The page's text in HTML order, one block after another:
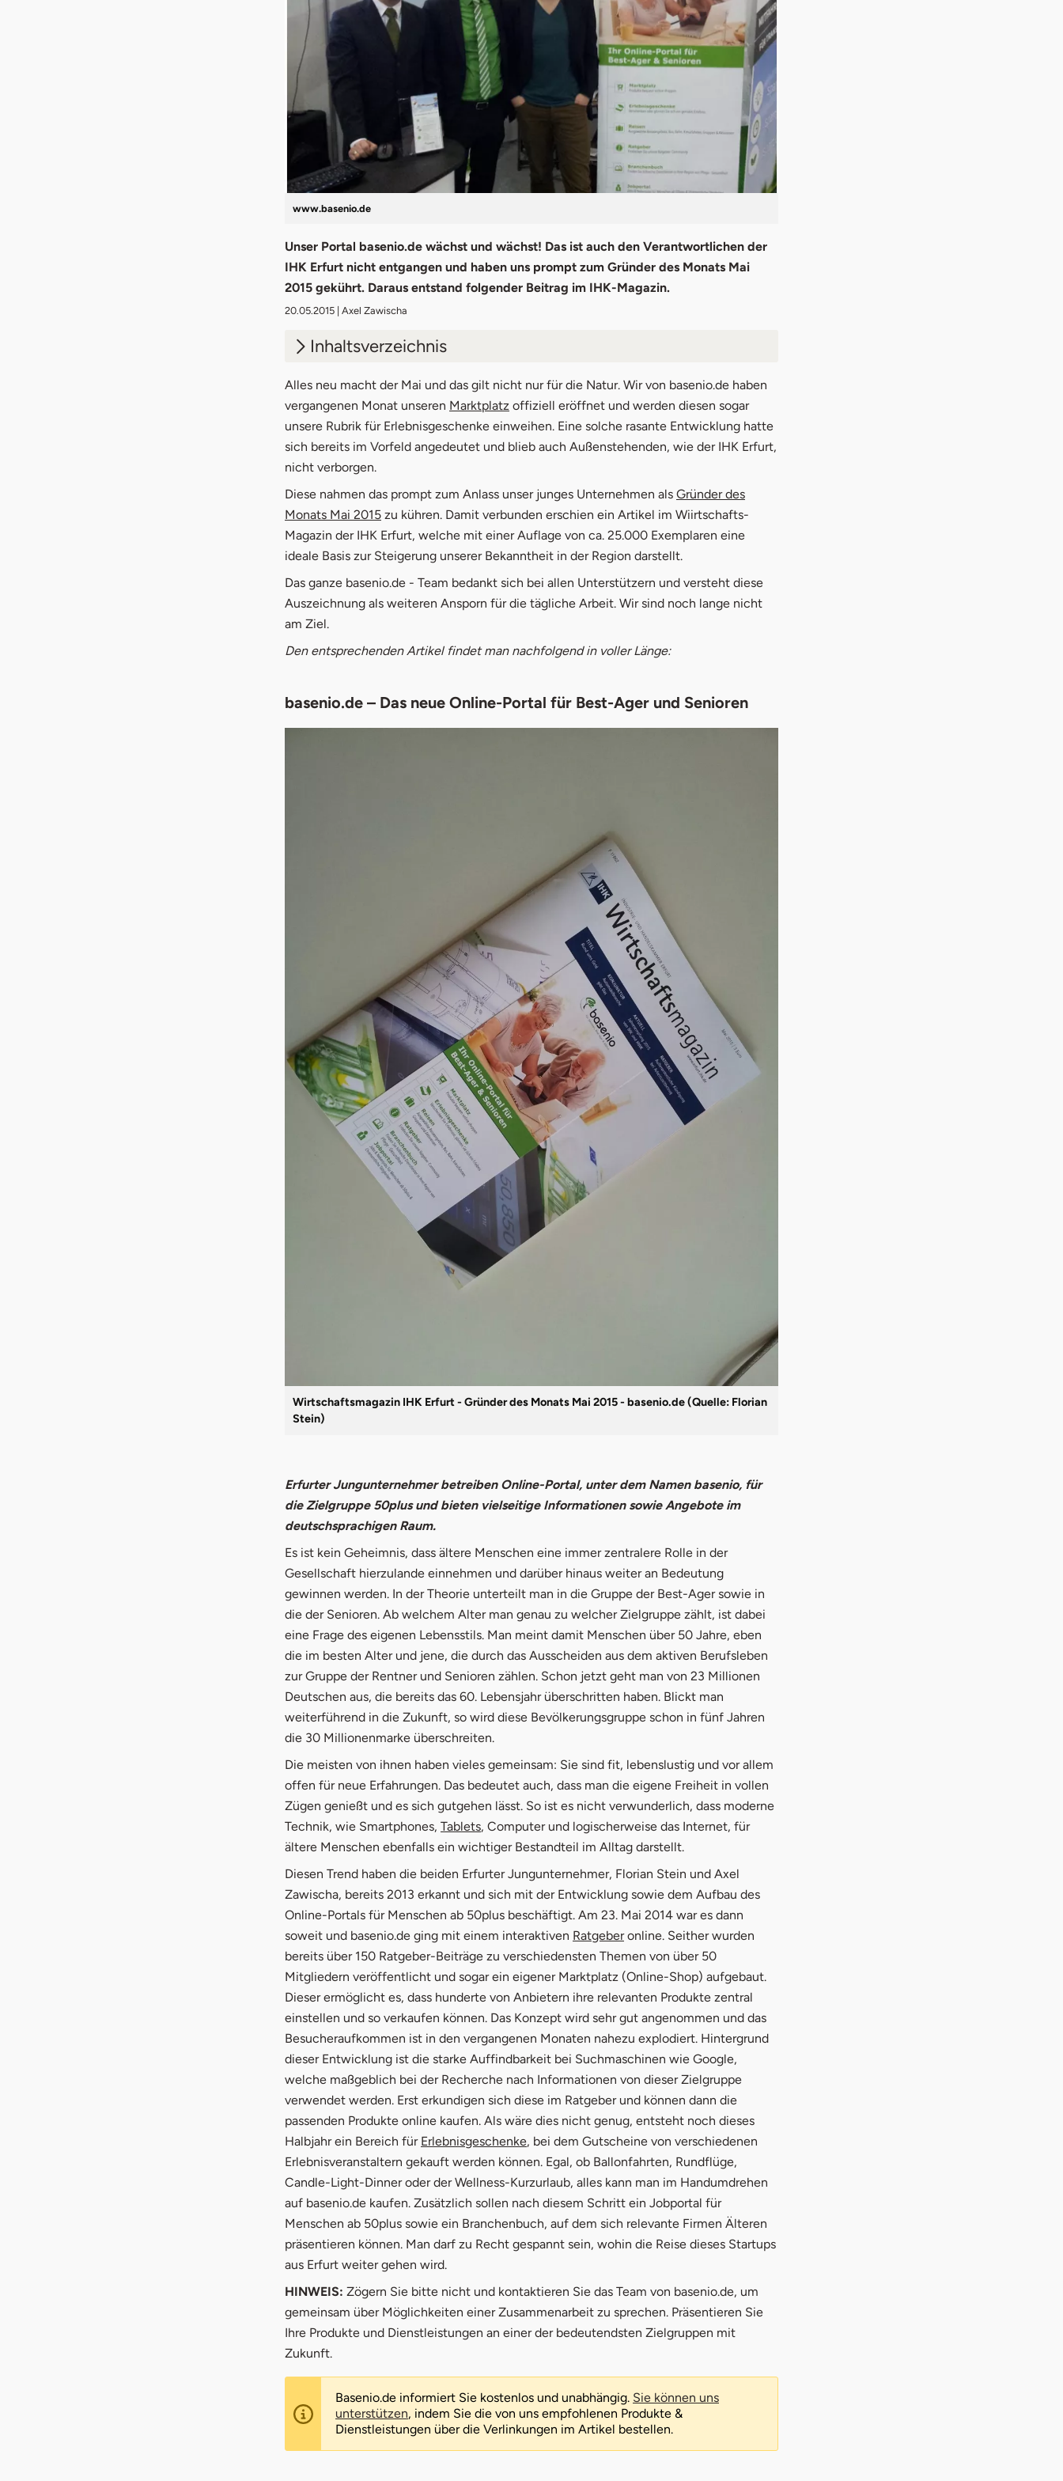
www.basenio.de
Unser Portal basenio.de wächst und wächst! Das ist auch den Verantwortlichen der
IHK Erfurt nicht entgangen und haben uns prompt zum Gründer des Monats Mai
2015 gekührt. Daraus entstand folgender Beitrag im IHK-Magazin.
20.05.2015 | Axel Zawischa
Inhaltsverzeichnis
1. basenio.de – Das neue Online-Portal für Best-Ager und Senioren
Alles neu macht der Mai und das gilt nicht nur für die Natur. Wir von basenio.de haben
vergangenen Monat unseren Marktplatz öffnet in neuem Fenster
offiziell eröffnet und werden diesen sogar
unsere Rubrik für Erlebnisgeschenke einweihen. Eine solche rasante Entwicklung hatte
sich bereits im Vorfeld angedeutet und blieb auch Außenstehenden, wie der IHK Erfurt,
nicht verborgen.
Diese nahmen das prompt zum Anlass unser junges Unternehmen als Gründer des
Monats Mai 2015öffnet in neuem Fenster
zu kühren. Damit verbunden erschien ein Artikel im Wiirtschafts-
Magazin der IHK Erfurt, welche mit einer Auflage von ca. 25.000 Exemplaren eine
ideale Basis zur Steigerung unserer Bekanntheit in der Region darstellt.
Das ganze basenio.de - Team bedankt sich bei allen Unterstützern und versteht diese
Auszeichnung als weiteren Ansporn für die tägliche Arbeit. Wir sind noch lange nicht
am Ziel.
Den entsprechenden Artikel findet man nachfolgend in voller Länge:
basenio.de – Das neue Online-Portal für Best-Ager und Senioren
Wirtschaftsmagazin IHK Erfurt - Gründer des Monats Mai 2015 - basenio.de (Quelle: Florian
Stein)
Erfurter Jungunternehmer betreiben Online-Portal, unter dem Namen basenio, für
die Zielgruppe 50plus und bieten vielseitige Informationen sowie Angebote im
deutschsprachigen Raum.
Es ist kein Geheimnis, dass ältere Menschen eine immer zentralere Rolle in der
Gesellschaft hierzulande einnehmen und darüber hinaus weiter an Bedeutung
gewinnen werden. In der Theorie unterteilt man in die Gruppe der Best-Ager sowie in
die der Senioren. Ab welchem Alter man genau zu welcher Zielgruppe zählt, ist dabei
eine Frage des eigenen Lebensstils. Man meint damit Menschen über 50 Jahre, eben
die im besten Alter und jene, die durch das Ausscheiden aus dem aktiven Berufsleben
zur Gruppe der Rentner und Senioren zählen. Schon jetzt geht man von 23 Millionen
Deutschen aus, die bereits das 60. Lebensjahr überschritten haben. Blickt man
weiterführend in die Zukunft, so wird diese Bevölkerungsgruppe schon in fünf Jahren
die 30 Millionenmarke überschreiten.
Die meisten von ihnen haben vieles gemeinsam: Sie sind fit, lebenslustig und vor allem
offen für neue Erfahrungen. Das bedeutet auch, dass man die eigene Freiheit in vollen
Zügen genießt und es sich gutgehen lässt. So ist es nicht verwunderlich, dass moderne
Technik, wie Smartphones, Tabletsöffnet in neuem Fenster
, Computer und logischerweise das Internet, für
ältere Menschen ebenfalls ein wichtiger Bestandteil im Alltag darstellt.
Diesen Trend haben die beiden Erfurter Jungunternehmer, Florian Stein und Axel
Zawischa, bereits 2013 erkannt und sich mit der Entwicklung sowie dem Aufbau des
Online-Portals für Menschen ab 50plus beschäftigt. Am 23. Mai 2014 war es dann
soweit und basenio.de ging mit einem interaktiven Ratgeberöffnet in neuem Fenster
online. Seither wurden
bereits über 150 Ratgeber-Beiträge zu verschiedensten Themen von über 50
Mitgliedern veröffentlicht und sogar ein eigener Marktplatz (Online-Shop) aufgebaut.
Dieser ermöglicht es, dass hunderte von Anbietern ihre relevanten Produkte zentral
einstellen und so verkaufen können. Das Konzept wird sehr gut angenommen und das
Besucheraufkommen ist in den vergangenen Monaten nahezu explodiert. Hintergrund
dieser Entwicklung ist die starke Auffindbarkeit bei Suchmaschinen wie Google,
welche maßgeblich bei der Recherche nach Informationen von dieser Zielgruppe
verwendet werden. Erst erkundigen sich diese im Ratgeber und können dann die
passenden Produkte online kaufen. Als wäre dies nicht genug, entsteht noch dieses
Halbjahr ein Bereich für Erlebnisgeschenkeöffnet in neuem Fenster
, bei dem Gutscheine von verschiedenen
Erlebnisveranstaltern gekauft werden können. Egal, ob Ballonfahrten, Rundflüge,
Candle-Light-Dinner oder der Wellness-Kurzurlaub, alles kann man im Handumdrehen
auf basenio.de kaufen. Zusätzlich sollen nach diesem Schritt ein Jobportal für
Menschen ab 50plus sowie ein Branchenbuch, auf dem sich relevante Firmen Älteren
präsentieren können. Man darf zu Recht gespannt sein, wohin die Reise dieses Startups
aus Erfurt weiter gehen wird.
HINWEIS: Zögern Sie bitte nicht und kontaktieren Sie das Team von basenio.de, um
gemeinsam über Möglichkeiten einer Zusammenarbeit zu sprechen. Präsentieren Sie
Ihre Produkte und Dienstleistungen an einer der bedeutendsten Zielgruppen mit
Zukunft.
Basenio.de informiert Sie kostenlos und unabhängig. Sie können uns
unterstützen, indem Sie die von uns empfohlenen Produkte &
Dienstleistungen über die Verlinkungen im Artikel bestellen.